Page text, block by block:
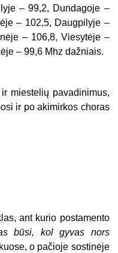
– 99,2, Dundagoje –
– 102,5, Daugpilyje –
– 106,8, Viesytėje –
– 99,6 Mhz dažniais.
miestelių pavadinimus,
ir po akimirkos choras
ant kurio postamento
būsi, kol gyvas nors
o pačioje sostinėje